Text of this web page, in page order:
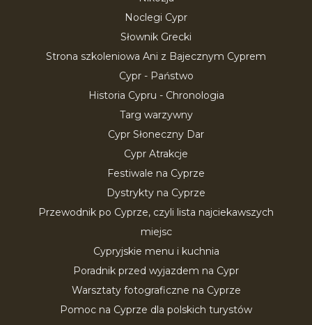
Noclegi Cypr
Słownik Grecki
Strona szkoleniowa Ani z Bajecznym Cyprem
Cypr - Państwo
Historia Cypru - Chronologia
Targ warzywny
Cypr Słoneczny Dar
Cypr Atrakcje
Festiwale na Cyprze
Dystrykty na Cyprze
Przewodnik po Cyprze, czyli lista najciekawszych
miejsc
Cypryjskie menu i kuchnia
Poradnik przed wyjazdem na Cypr
Warsztaty fotograficzne na Cyprze
Pomoc na Cyprze dla polskich turystów